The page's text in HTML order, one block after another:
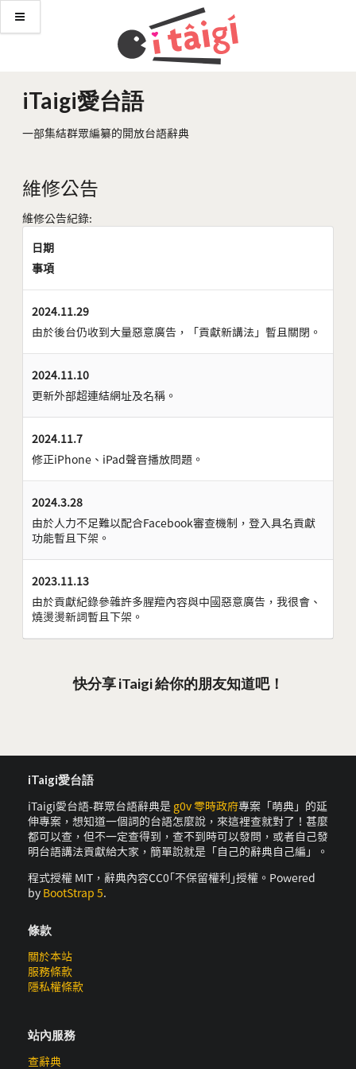
iTaigi愛台語
一部集結群眾編纂的開放台語辭典
維修公告
維修公告紀錄:
日期
事項
2024.11.29
由於後台仍收到大量惡意廣告，「貢獻新講法」暫且關閉。
2024.11.10
更新外部超連結網址及名稱。
2024.11.7
修正iPhone、iPad聲音播放問題。
2024.3.28
由於人力不足難以配合Facebook審查機制，登入具名貢獻
功能暫且下架。
2023.11.13
由於貢獻紀錄參雜許多腥羶內容與中國惡意廣告，我很會、
燒燙燙新詞暫且下架。
快分享 iTaigi 給你的朋友知道吧！
iTaigi愛台語
iTaigi愛台語-群眾台語辭典是 g0v 零時政府專案「萌典」的延
伸專案，想知道一個詞的台語怎麼說，來這裡查就對了！甚麼
都可以查，但不一定查得到，查不到時可以發問，或者自己發
明台語講法貢獻給大家，簡單說就是「自己的辭典自己編」。
程式授權 MIT，辭典內容CC0｢不保留權利｣授權。Powered
by BootStrap 5.
條款
關於本站
服務條款
隱私權條款
站內服務
查辭典